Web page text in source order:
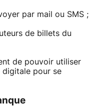
par mail ou SMS ;
de billets du
de pouvoir utiliser
digitale pour se